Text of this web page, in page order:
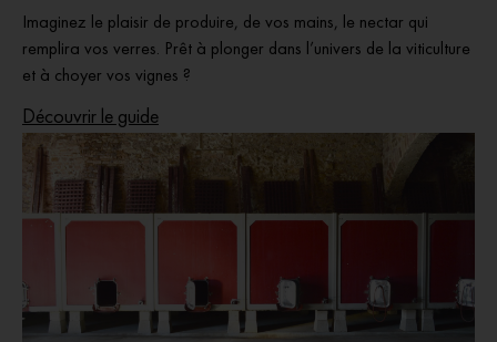
Imaginez le plaisir de produire, de vos mains, le nectar qui
remplira vos verres. Prêt à plonger dans l’univers de la viticulture
et à choyer vos vignes ?
Découvrir le guide